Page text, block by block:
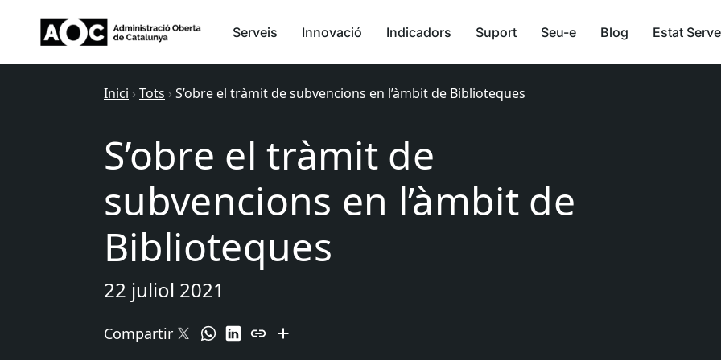
Serveis Innovació Indicadors Suport Seu-e Blog Estat
Inici › Tots › S’obre el tràmit de subvencions en l’àmbit de Biblioteques
S’obre el tràmit de
subvencions en l’àmbit de
Biblioteques
22 juliol 2021
Compartir